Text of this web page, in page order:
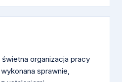
świetna organizacja pracy
sprawnie,